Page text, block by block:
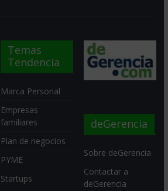
Temas
Tendencia
Marca Personal
Empresas
familiares
Plan de negocios
PYME
Startups
deGerencia
Sobre deGerencia
Contactar a
deGerencia